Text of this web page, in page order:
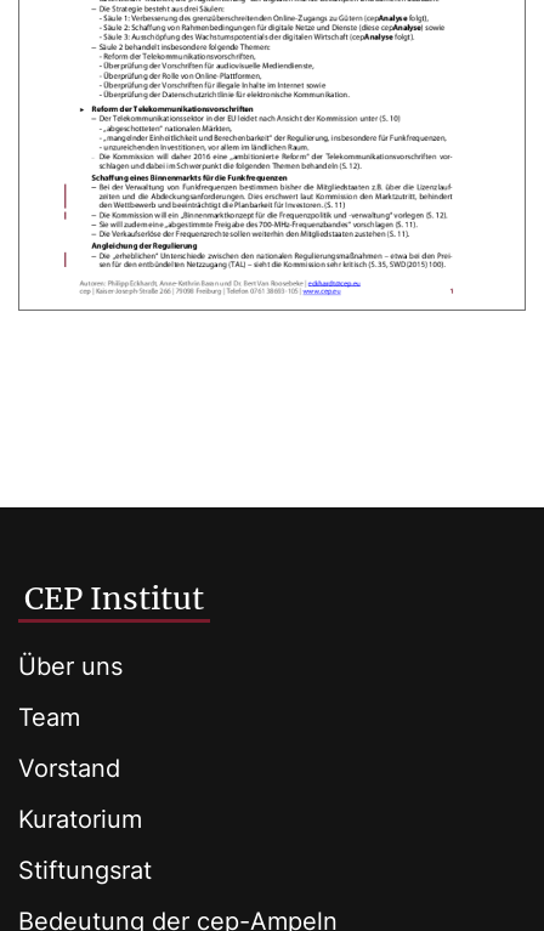
CEP Institut
Über uns
Team
Vorstand
Kuratorium
Stiftungsrat
Bedeutung der cep-Ampeln